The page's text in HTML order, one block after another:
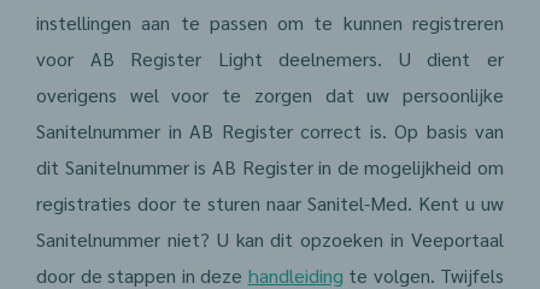
instellingen aan te passen om te kunnen registreren
voor AB Register Light deelnemers. U dient er
overigens wel voor te zorgen dat uw persoonlijke
Sanitelnummer in AB Register correct is. Op basis van
dit Sanitelnummer is AB Register in de mogelijkheid om
registraties door te sturen naar Sanitel-Med. Kent u uw
Sanitelnummer niet? U kan dit opzoeken in Veeportaal
door de stappen in deze handleiding te volgen. Twijfels